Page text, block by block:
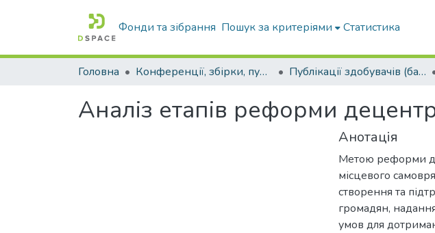
Фонди та зібрання Пошук за критеріями Статистика
Головна Конференції, збірки, публікації молодих вчених і здобувачів : магістрів, бакалаврів, аспірантів. Публікації здобувачів (бакалаврів. магістрів, аспірантів)
Аналіз етапів реформи
Анотація
Метою реформи
місцевого
створення та
громадян,
умов для